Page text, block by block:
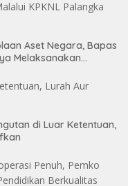
Aset Negara, Bapas
Melaksanakan
di Luar Ketentuan,